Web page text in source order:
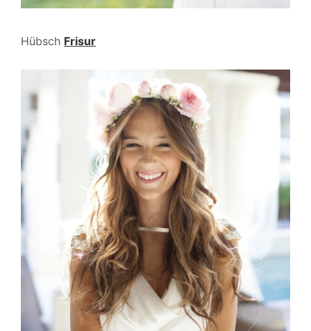
Hübsch Frisur